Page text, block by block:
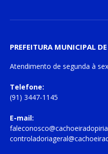
PREFEITURA MUNICIPAL
Atendimento de segunda à
Telefone:
(91) 3447-1145
E-mail: